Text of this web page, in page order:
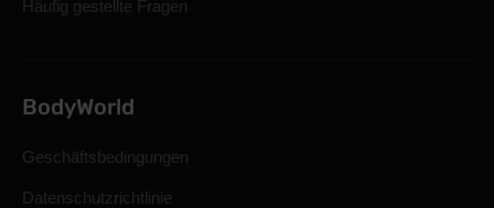
Häufig gestellte Fragen
BodyWorld
Geschäftsbedingungen
Datenschutzrichtlinie